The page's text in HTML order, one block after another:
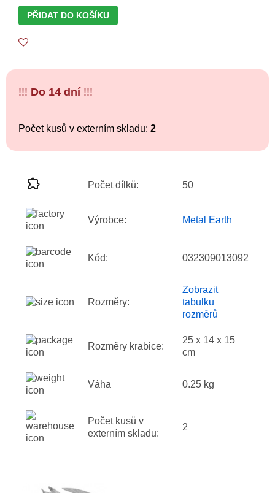
PŘIDAT DO KOŠÍKU
!!! Do 14 dní !!!
Počet kusů v externím skladu: 2
Počet dílků: 50
Výrobce: Metal Earth
Kód: 032309013092
Rozměry:
Zobrazit
tabulku
rozměrů
Rozměry krabice:
25 x 14 x 15
cm
Váha 0.25 kg
Počet kusů v
externím skladu:
2